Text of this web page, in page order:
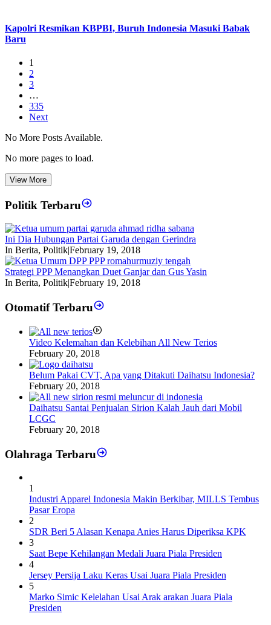
Kapolri Resmikan KBPBI, Buruh Indonesia Masuki Babak
Baru
1
2
3
…
335
Next
No More Posts Available.
No more pages to load.
View More
Politik Terbaru
Ini Dia Hubungan Partai Garuda dengan Gerindra
In Berita, Politik|February 19, 2018
Strategi PPP Menangkan Duet Ganjar dan Gus Yasin
In Berita, Politik|February 19, 2018
Otomatif Terbaru
Video Kelemahan dan Kelebihan All New Terios
February 20, 2018
Belum Pakai CVT, Apa yang Ditakuti Daihatsu Indonesia?
February 20, 2018
Daihatsu Santai Penjualan Sirion Kalah Jauh dari Mobil
LCGC
February 20, 2018
Olahraga Terbaru
1
Industri Apparel Indonesia Makin Berkibar, MILLS Tembus
Pasar Eropa
2
SDR Beri 5 Alasan Kenapa Anies Harus Diperiksa KPK
3
Saat Bepe Kehilangan Medali Juara Piala Presiden
4
Jersey Persija Laku Keras Usai Juara Piala Presiden
5
Marko Simic Kelelahan Usai Arak arakan Juara Piala
Presiden